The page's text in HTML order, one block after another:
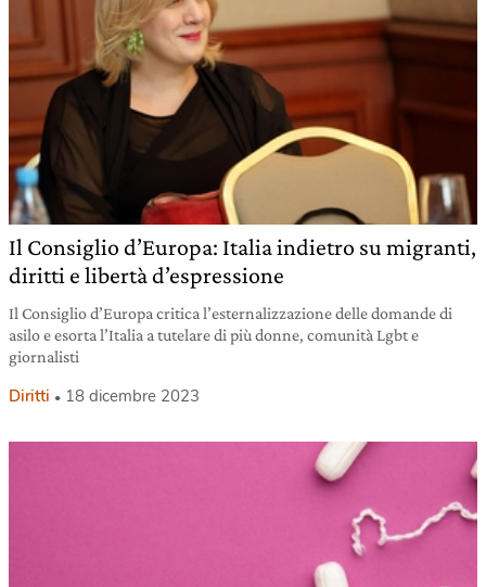
Il Consiglio d’Europa: Italia indietro su migranti,
diritti e libertà d’espressione
Il Consiglio d’Europa critica l’esternalizzazione delle domande di
asilo e esorta l’Italia a tutelare di più donne, comunità Lgbt e
giornalisti
Diritti 18 dicembre 2023